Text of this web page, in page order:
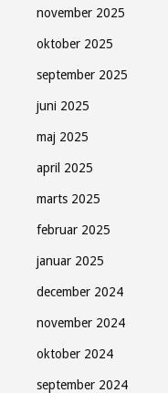
november 2025
oktober 2025
september 2025
juni 2025
maj 2025
april 2025
marts 2025
februar 2025
januar 2025
december 2024
november 2024
oktober 2024
september 2024